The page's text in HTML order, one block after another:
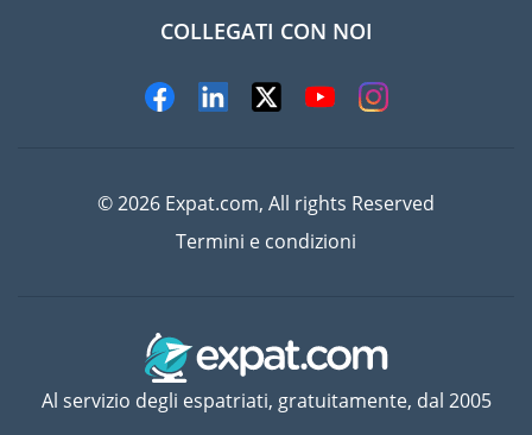
COLLEGATI CON NOI
© 2026 Expat.com, All rights Reserved
Termini e condizioni
Al servizio degli espatriati, gratuitamente, dal 2005